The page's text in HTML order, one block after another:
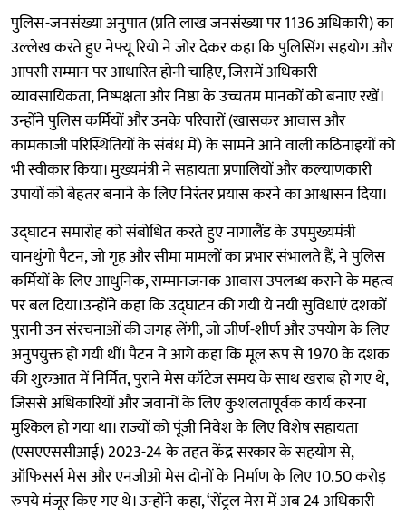
पुलिस-जनसंख्या अनुपात (प्रति लाख जनसंख्या पर 1136 अधिकारी) का
उल्लेख करते हुए नेफ्यू रियो ने जोर देकर कहा कि पुलिसिंग सहयोग और
आपसी सम्मान पर आधारित होनी चाहिए, जिसमें अधिकारी
व्यावसायिकता, निष्पक्षता और निष्ठा के उच्चतम मानकों को बनाए रखें।
उन्होंने पुलिस कर्मियों और उनके परिवारों (खासकर आवास और
कामकाजी परिस्थितियों के संबंध में) के सामने आने वाली कठिनाइयों को
भी स्वीकार किया। मुख्यमंत्री ने सहायता प्रणालियों और कल्याणकारी
उपायों को बेहतर बनाने के लिए निरंतर प्रयास करने का आश्वासन दिया।
उद्घाटन समारोह को संबोधित करते हुए नागालैंड के उपमुख्यमंत्री
यानथुंगो पैटन, जो गृह और सीमा मामलों का प्रभार संभालते हैं, ने पुलिस
कर्मियों के लिए आधुनिक, सम्मानजनक आवास उपलब्ध कराने के महत्व
पर बल दिया।उन्होंने कहा कि उद्घाटन की गयी ये नयी सुविधाएं दशकों
पुरानी उन संरचनाओं की जगह लेंगी, जो जीर्ण-शीर्ण और उपयोग के लिए
अनुपयुक्त हो गयी थीं। पैटन ने आगे कहा कि मूल रूप से 1970 के दशक
की शुरुआत में निर्मित, पुराने मेस कॉटेज समय के साथ खराब हो गए थे,
जिससे अधिकारियों और जवानों के लिए कुशलतापूर्वक कार्य करना
मुश्किल हो गया था। राज्यों को पूंजी निवेश के लिए विशेष सहायता
(एसएएससीआई) 2023-24 के तहत केंद्र सरकार के सहयोग से,
ऑफिसर्स मेस और एनजीओ मेस दोनों के निर्माण के लिए 10.50 करोड़
रुपये मंजूर किए गए थे। उन्होंने कहा, ‘सेंट्रल मेस में अब 24 अधिकारी